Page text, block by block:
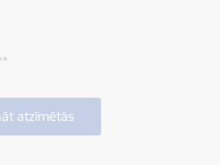
atzīmētās